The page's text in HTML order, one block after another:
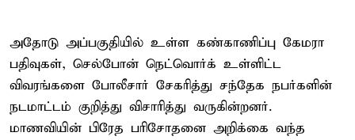
அதோடு அப்பகுதியில் உள்ள கண்காணிப்பு கேமரா
பதிவுகள், செல்போன் நெட்வொர்க் உள்ளிட்ட
விவரங்களை போலீசார் சேகரித்து சந்தேக நபர்களின்
நடமாட்டம் குறித்து விசாரித்து வருகின்றனர்.
மாணவியின் பிரேத பரிசோதனை அறிக்கை வந்த